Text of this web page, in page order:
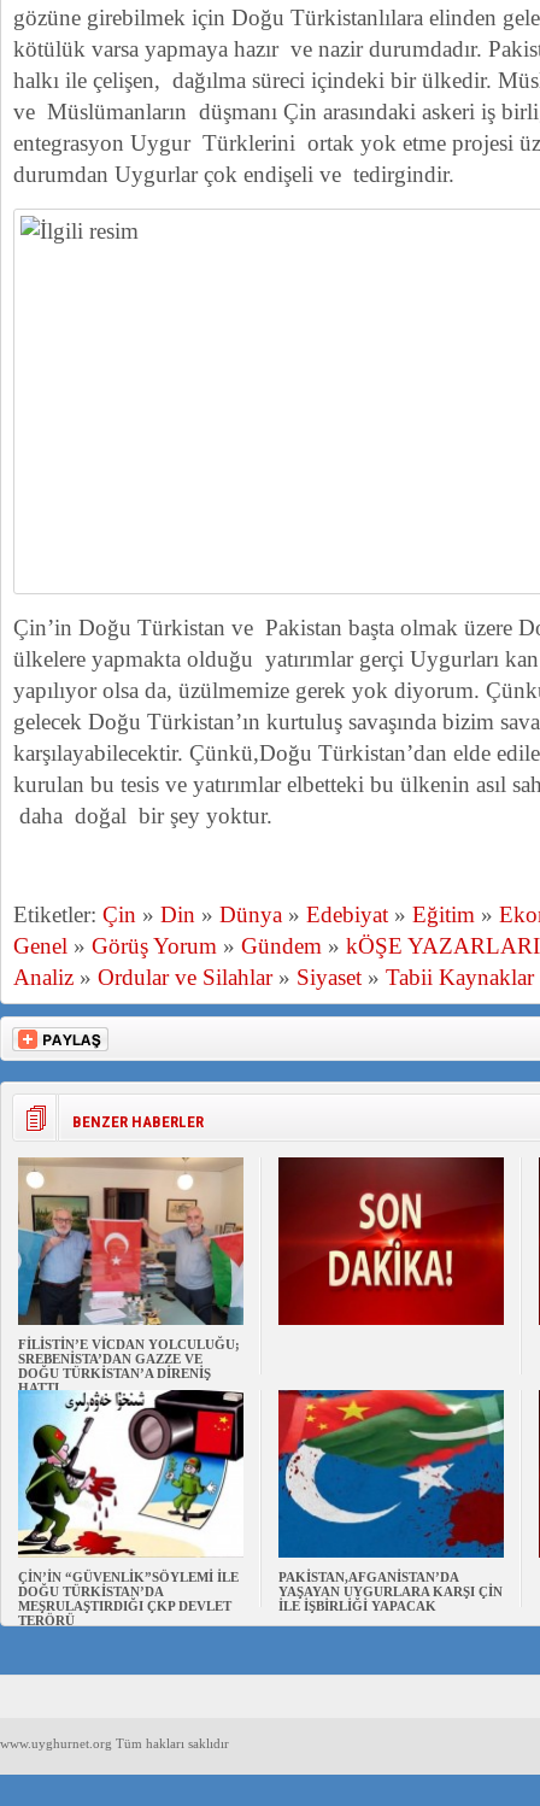
gözüne girebilmek için Doğu Türkistanlılara elinden
kötülük varsa yapmaya hazır ve nazir durumdadır.
halkı ile çelişen, dağılma süreci içindeki bir ülkedir.
ve Müslümanların düşmanı Çin arasındaki askeri iş
entegrasyon Uygur Türklerini ortak yok etme projesi
durumdan Uygurlar çok endişeli ve tedirgindir.
Çin’in Doğu Türkistan ve Pakistan başta olmak üzere
ülkelere yapmakta olduğu yatırımlar gerçi Uygurları kan
yapılıyor olsa da, üzülmemize gerek yok diyorum.
gelecek Doğu Türkistan’ın kurtuluş savaşında bizim
karşılayabilecektir. Çünkü,Doğu Türkistan’dan elde
kurulan bu tesis ve yatırımlar elbetteki bu ülkenin asıl
daha doğal bir şey yoktur.
Etiketler: Çin » Din » Dünya » Edebiyat » Eğitim »
Genel » Görüş Yorum » Gündem » kÖŞE YAZARLARI
Analiz » Ordular ve Silahlar» Siyaset » Tabii Kaynaklar
BENZER HABERLER
FİLİSTİN’E VİCDAN YOLCULUĞU;
SREBENİSTA’DAN GAZZE VE
DOĞU TÜRKİSTAN’A DİRENİŞ
HATTI
ÇİN’İN “GÜVENLİK”SÖYLEMİ İLE
DOĞU TÜRKİSTAN’DA
MEŞRULAŞTIRDIĞI ÇKP DEVLET
TERÖRÜ
PAKİSTAN,AFGANİSTAN’DA
YAŞAYAN UYGURLARA KARŞI ÇİN
İLE İŞBİRLİĞİ YAPACAK
www.uyghurnet.org Tüm hakları saklıdır